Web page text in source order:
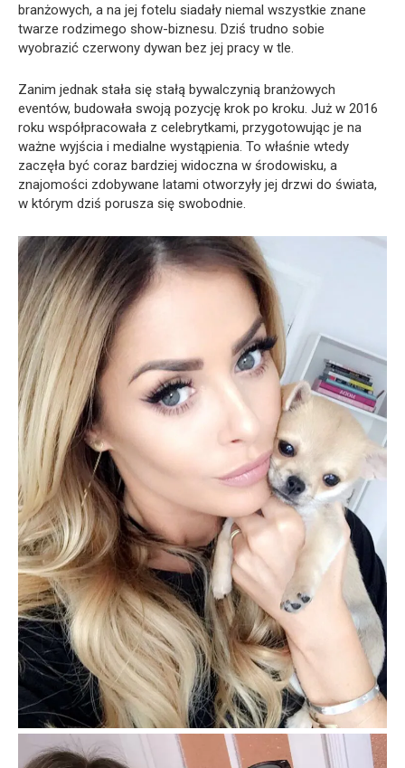
branżowych, a na jej fotelu siadały niemal wszystkie znane
twarze rodzimego show-biznesu. Dziś trudno sobie
wyobrazić czerwony dywan bez jej pracy w tle.
Zanim jednak stała się stałą bywalczynią branżowych
eventów, budowała swoją pozycję krok po kroku. Już w 2016
roku współpracowała z celebrytkami, przygotowując je na
ważne wyjścia i medialne wystąpienia. To właśnie wtedy
zaczęła być coraz bardziej widoczna w środowisku, a
znajomości zdobywane latami otworzyły jej drzwi do świata,
w którym dziś porusza się swobodnie.